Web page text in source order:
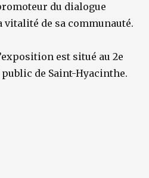
du dialogue
vitalité de sa communauté.
est situé au 2e
public de Saint-Hyacinthe.